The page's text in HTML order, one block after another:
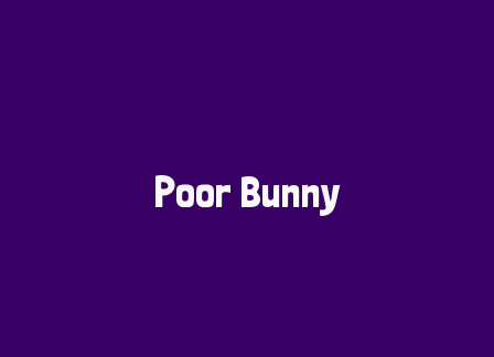
Poor Bunny